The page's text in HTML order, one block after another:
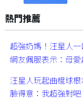
熱門推薦
超強奶媽！汪星人
網友佩服表示：母愛
汪星人玩起曲棍球
臉得意：我超強對吧